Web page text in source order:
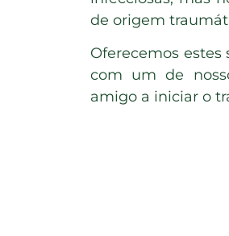
de origem
Oferecemos estes
com um de
amigo a iniciar o